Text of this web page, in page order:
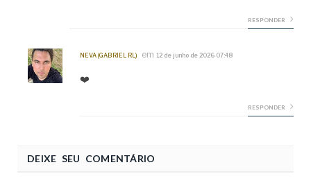
RESPONDER
NEVA (GABRIEL RL) em 12 de junho de 2026 07:48
❤️
RESPONDER
DEIXE SEU COMENTÁRIO